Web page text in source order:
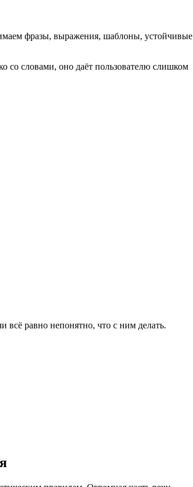
фразы, выражения, шаблоны, устойчивые
со словами, оно даёт пользователю слишком
всё равно непонятно, что с ним делать.